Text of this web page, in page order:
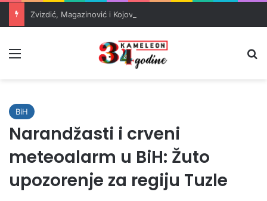
BiH
Narandžasti i crveni
meteoalarm u BiH: Žuto
upozorenje za regiju Tuzle